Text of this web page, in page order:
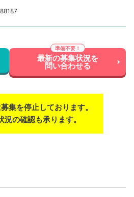
最新の募集状況を
問い合わせる
集を停止しております。
況の確認も承ります。